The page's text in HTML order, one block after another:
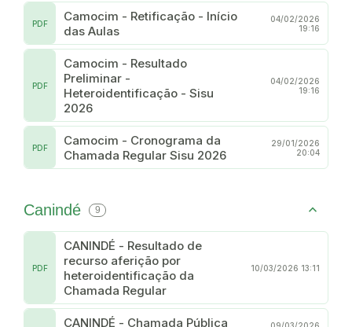
Camocim - Retificação - Início
das Aulas
PDF
04/02/2026
19:16
Camocim - Resultado
Preliminar -
Heteroidentificação - Sisu
2026
PDF
04/02/2026
19:16
Camocim - Cronograma da
Chamada Regular Sisu 2026
PDF
29/01/2026
20:04
Canindé 9
CANINDÉ - Resultado de
recurso aferição por
heteroidentificação da
Chamada Regular
PDF 10/03/2026 13:11
CANINDÉ - Chamada Pública